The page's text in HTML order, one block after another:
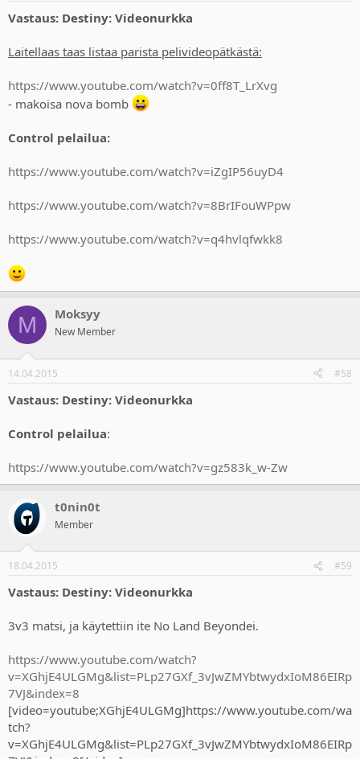
Vastaus: Destiny: Videonurkka
Laitellaas taas listaa parista pelivideopätkästä:
https://www.youtube.com/watch?v=0ff8T_LrXvg
- makoisa nova bomb
Control pelailua:
https://www.youtube.com/watch?v=iZgIP56uyD4
https://www.youtube.com/watch?v=8BrIFouWPpw
https://www.youtube.com/watch?v=q4hvlqfwkk8
M Moksyy
New Member
14.04.2015 #58
Vastaus: Destiny: Videonurkka
Control pelailua:
https://www.youtube.com/watch?v=gz583k_w-Zw
t0nin0t
Member
18.04.2015 #59
Vastaus: Destiny: Videonurkka
3v3 matsi, ja käytettiin ite No Land Beyondei.
https://www.youtube.com/watch?
v=XGhjE4ULGMg&list=PLp27GXf_3vJwZMYbtwydxIoM86EIRp
7VJ&index=8
[video=youtube;XGhjE4ULGMg]https://www.youtube.com/wa
tch?
v=XGhjE4ULGMg&list=PLp27GXf_3vJwZMYbtwydxIoM86EIRp